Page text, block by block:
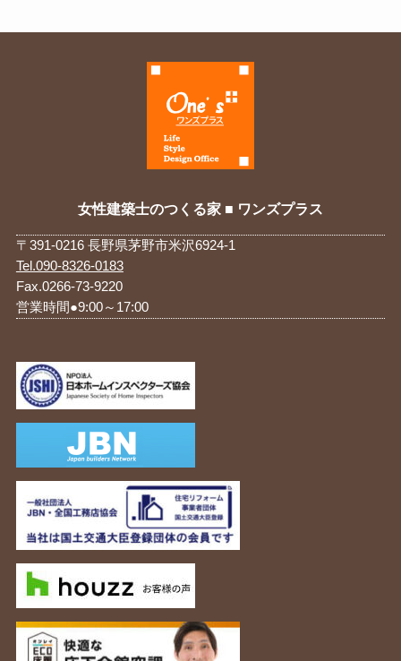
女性建築士のつくる家 ■ ワンズプラス
〒391-0216 長野県茅野市米沢6924-1
Tel.090-8326-0183
Fax.0266-73-9220
営業時間●9:00～17:00